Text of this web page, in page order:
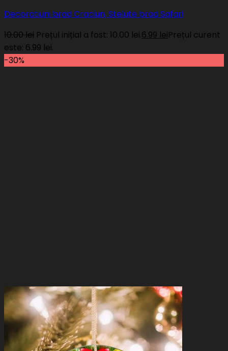
Decoratiuni brad Craciun, Stelute brad Safari
10.00lei Prețul inițial a fost: 10.00 lei.6.99 leiPrețul curent
este: 6.99 lei.
-30%